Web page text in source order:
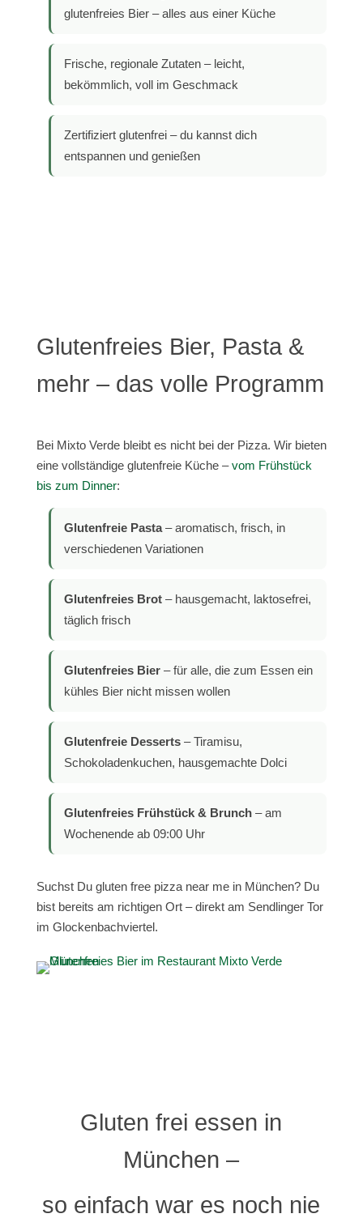
glutenfreies Bier – alles aus einer Küche
Frische, regionale Zutaten – leicht,
bekömmlich, voll im Geschmack
Zertifiziert glutenfrei – du kannst dich
entspannen und genießen
Glutenfreies Bier, Pasta &
mehr – das volle Programm
Bei Mixto Verde bleibt es nicht bei der Pizza. Wir bieten
eine vollständige glutenfreie Küche –vom Frühstück
bis zum Dinner:
Glutenfreie Pasta– aromatisch, frisch, in
verschiedenen Variationen
Glutenfreies Brot– hausgemacht, laktosefrei,
täglich frisch
Glutenfreies Bier– für alle, die zum Essen ein
kühles Bier nicht missen wollen
Glutenfreie Desserts– Tiramisu,
Schokoladenkuchen, hausgemachte Dolci
Glutenfreies Frühstück & Brunch– am
Wochenende ab 09:00 Uhr
Suchst Du gluten free pizza near me in München? Du
bist bereits am richtigen Ort – direkt am Sendlinger Tor
im Glockenbachviertel.
Gluten frei essen in
München –
so einfach war es noch nie